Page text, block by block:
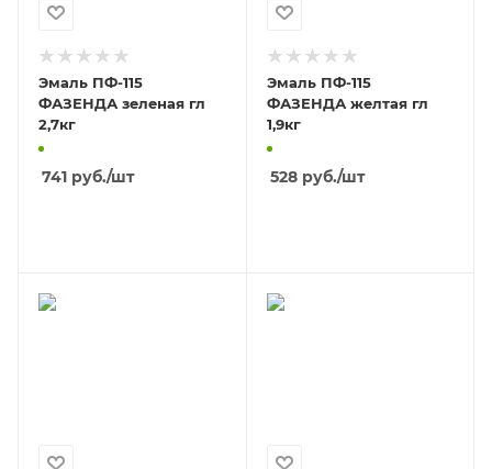
Эмаль ПФ-115
ФАЗЕНДА зеленая гл
2,7кг
741 руб./шт
Эмаль ПФ-115
ФАЗЕНДА желтая гл
1,9кг
528руб./шт